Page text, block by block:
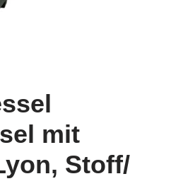
mit
Stoff/